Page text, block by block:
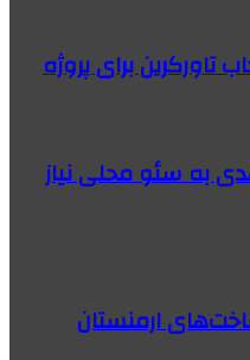
به سئو محلی نیاز
ارمنستان